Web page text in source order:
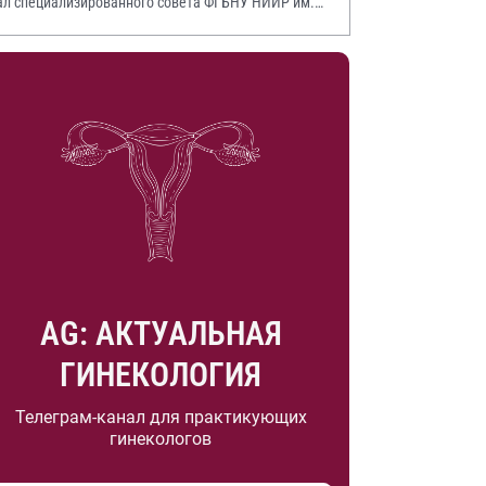
AG: АКТУАЛЬНАЯ
ГИНЕКОЛОГИЯ
Телеграм-канал для практикующих
гинекологов